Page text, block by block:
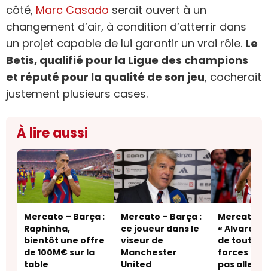
côté, Marc Casado serait ouvert à un
changement d’air, à condition d’atterrir dans
un projet capable de lui garantir un vrai rôle. Le
Betis, qualifié pour la Ligue des champions
et réputé pour la qualité de son jeu, cocherait
justement plusieurs cases.
À lire aussi
Mercato – Barça :
Raphinha,
bientôt une offre
de 100M€ sur la
table
Mercato – Barça :
ce joueur dans le
viseur de
Manchester
United
Mercato –
« Alvarez
de toutes
forces
pas aller